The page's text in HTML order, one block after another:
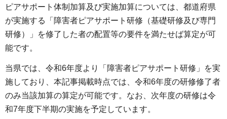
ピアサポート体制加算及び実施加算については、都道府県
が実施する「障害者ピアサポート研修（基礎研修及び専門
研修）」を修了した者の配置等の要件を満たせば算定が可
能です。
当県では、令和6年度より「障害者ピアサポート研修」を実
施しており、本記事掲載時点では、令和6年度の研修修了者
のみ当該加算の算定が可能です。なお、次年度の研修は令
和7年度下半期の実施を予定しています。